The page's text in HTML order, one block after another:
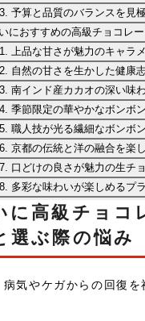
3. 予算と品質のバランスを見
におすすめの高級チョコレ
1. 上品な甘さが魅力のキャラ
2. 自然の甘さを生かした健康
3. 南インド産カカオの深い味
4. 季節限定の華やかなボンボ
5. 職人技が光る繊細なボンボ
6. 京都の伝統と洋の融合を楽
7. 口どけの良さが魅力の生チ
8. 多彩な味わいが楽しめるプ
9. 京都の風味を伝える和のチ
10. 国際コンテスト受賞の確か
に高級チョコ
選ぶ際の悩み
気やケガからの回復を